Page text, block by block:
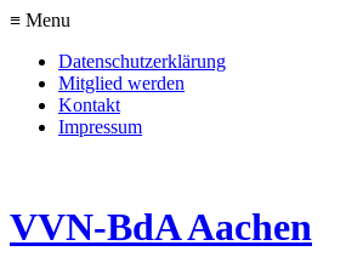
≡ Menu
Datenschutzerklärung
Mitglied werden
Kontakt
Impressum
VVN-BdA Aachen